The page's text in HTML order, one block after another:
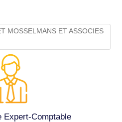
MOSSELMANS ET ASSOCIES
Expert-Comptable